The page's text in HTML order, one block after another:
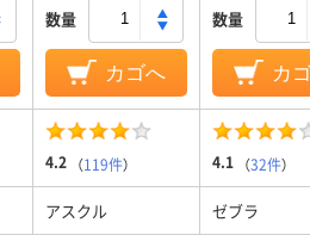
数量
カゴへ
数量
カ
4.2 （119件） 4.1 （32件）
アスクル ゼブラ